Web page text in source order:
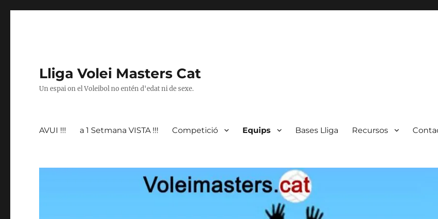
Lliga Volei Masters Cat
Un espai on el Voleibol no entén d'edat ni de sexe.
AVUI !!! a 1 Setmana VISTA !!! Competició Equips Bases Lliga Recursos